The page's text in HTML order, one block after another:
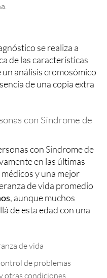
se realiza a
de las características
análisis cromosómico
de una copia extra
con Síndrome de
con Síndrome de
en las últimas
y una mejor
de vida promedio
, aunque muchos
de esta edad con una
de vida
de problemas
otras condiciones